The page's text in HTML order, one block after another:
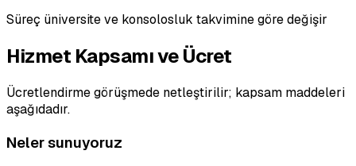
Süreç üniversite ve konsolosluk takvimine göre değişir
Hizmet Kapsamı ve Ücret
Ücretlendirme görüşmede netleştirilir; kapsam maddeleri
aşağıdadır.
Neler sunuyoruz